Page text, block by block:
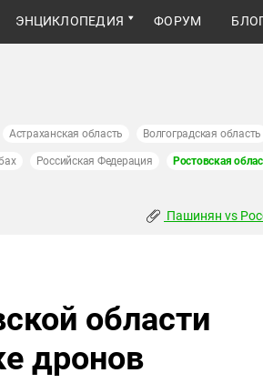
ЭНЦИКЛОПЕДИЯ ФОРУМ
Астраханская область Волгоградская область
Российская Федерация Ростовская
Пашинян vs
области
дронов